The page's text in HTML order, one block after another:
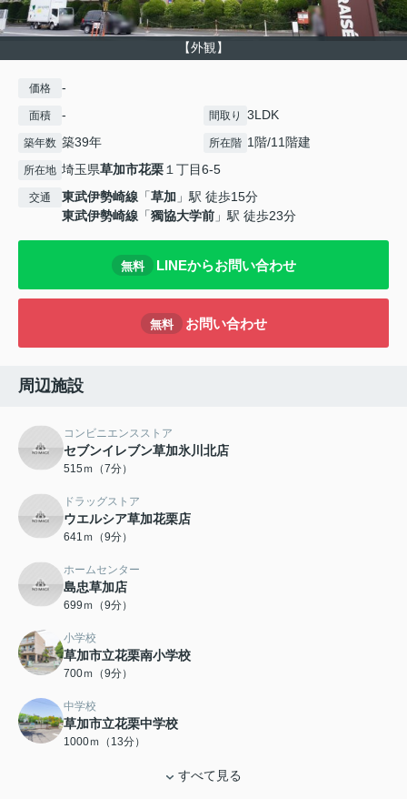
【外観】
価格 -
面積 - 間取り 3LDK
築年数 築39年 所在階 1階/11階建
所在地 埼玉県草加市花栗１丁目6-5
交通 東武伊勢崎線 「草加 」駅 徒歩15分
東武伊勢崎線 「獨協大学前 」駅 徒歩23分
無料 LINEからお問い合わせ
無料 お問い合わせ
周辺施設
コンビニエンスストア
セブンイレブン草加氷川北店
515ｍ（7分）
ドラッグストア
ウエルシア草加花栗店
641ｍ（9分）
ホームセンター
島忠草加店
699ｍ（9分）
小学校
草加市立花栗南小学校
700ｍ（9分）
中学校
草加市立花栗中学校
1000ｍ（13分）
すべて見る